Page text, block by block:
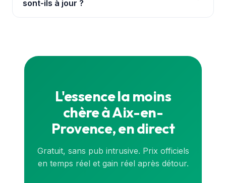
en continu pour chaque carburant.
sont-ils à jour ?
carte
L'essence la moins
chère à Aix-en-
Provence, en direct
Gratuit, sans pub intrusive. Prix officiels
en temps réel et gain réel après détour.